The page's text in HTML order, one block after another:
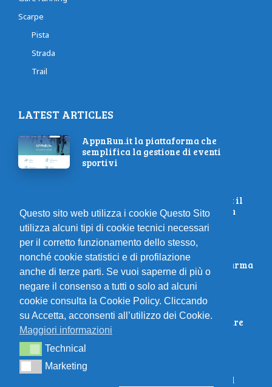
Scarpe
Pista
Strada
Trail
LATEST ARTICLES
AppnRun.it la piattaforma che
semplifica la gestione di eventi
sportivi
Maratona e preparazione mentale: il
mindset vincente per affrontare la
sfida
Unisciti alla Sfida: Maratona di Parma
15/10/2023 – Corri ad Iscriverti!
10 sport estivi che aiutano a bruciare
calorie
10 regole essenziali per aiutarti ad
Questo sito web utilizza i cookie Questo Sito
utilizza alcuni tipi di cookie tecnici necessari
per il corretto funzionamento dello stesso,
nonché cookie statistici e di profilazione
anche di terze parti. Se vuoi saperne di più o
negare il consenso a tutti o solo ad alcuni
cookie consulta la Cookie Policy. Cliccando
su Accetta, acconsenti all’utilizzo dei Cookie.
Maggiori informazioni
TechnicalTechnical
MarketingMarketing